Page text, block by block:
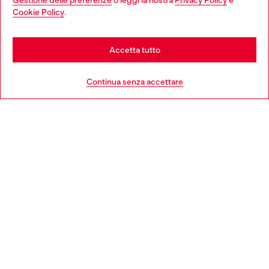
Cookie Policy.
Continua senza accettare
Accetta tutto
You are currently browsing Italia website, but it seems you may
be based in United States